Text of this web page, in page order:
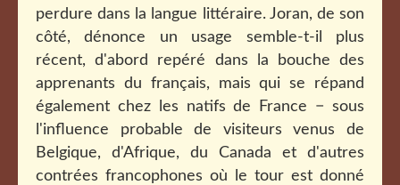
perdure dans la langue littéraire. Joran, de son
côté, dénonce un usage semble-t-il plus
récent, d'abord repéré dans la bouche des
apprenants du français, mais qui se répand
également chez les natifs de France − sous
l'influence probable de visiteurs venus de
Belgique, d'Afrique, du Canada et d'autres
contrées francophones où le tour est donné